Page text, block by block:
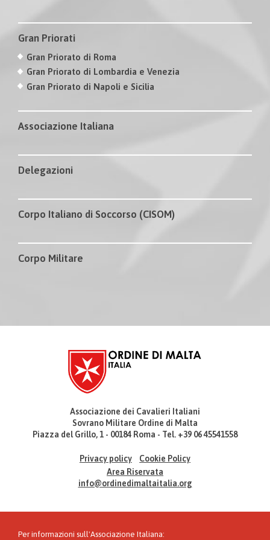
Gran Priorati
Gran Priorato di Roma
Gran Priorato di Lombardia e Venezia
Gran Priorato di Napoli e Sicilia
Associazione Italiana
Delegazioni
Corpo Italiano di Soccorso (CISOM)
Corpo Militare
Associazione dei Cavalieri Italiani
Sovrano Militare Ordine di Malta
Piazza del Grillo, 1 - 00184 Roma - Tel. +39 06 45541558
Privacy policy
Cookie Policy
Area Riservata
info@ordinedimaltaitalia.org
Per informazioni sull'Associazione Italiana: